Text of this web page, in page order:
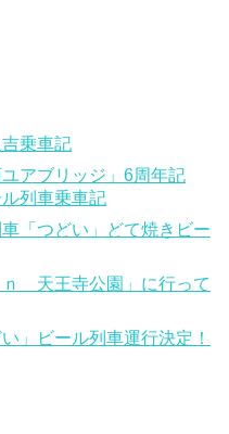
乗車記
アブリッジ」6周年記
列車乗車記
「つどい」どて焼きビー
天王寺公園」に行って
」ビール列車運行決定！